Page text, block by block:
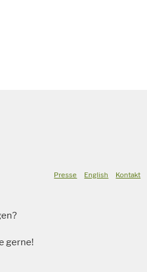
Presse English Kontakt
gerne!